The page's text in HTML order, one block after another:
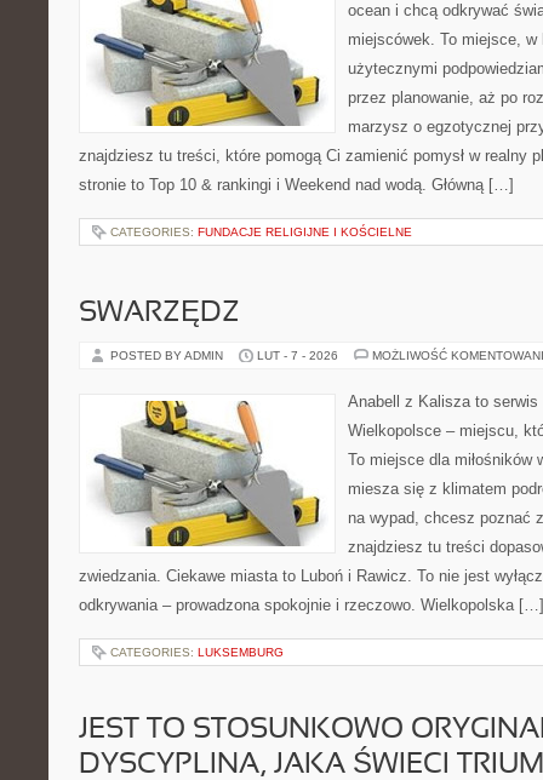
ocean i chcą odkrywać
miejscówek. To miejsce,
użytecznymi
przez planowanie, aż po
marzysz o egzotycznej
znajdziesz tu treści, które pomogą Ci zamienić pomysł w realny
stronie to Top 10 & rankingi i Weekend nad wodą. Główną […]
CATEGORIES: FUNDACJE RELIGIJNE I KOŚCIELNE
SWARZĘDZ
POSTED BY ADMIN LUT - 7 - 2026 MOŻLIWOŚĆ
Anabell z Kalisza to
Wielkopolsce – miejscu,
To miejsce dla miłośników
miesza się z klimatem
na wypad, chcesz poznać
znajdziesz tu treści
zwiedzania. Ciekawe miasta to Luboń i Rawicz. To nie jest
odkrywania – prowadzona spokojnie i rzeczowo. Wielkopolska […]
CATEGORIES: LUKSEMBURG
JEST TO STOSUNKOWO
DYSCYPLINA, JAKA ŚWIECI